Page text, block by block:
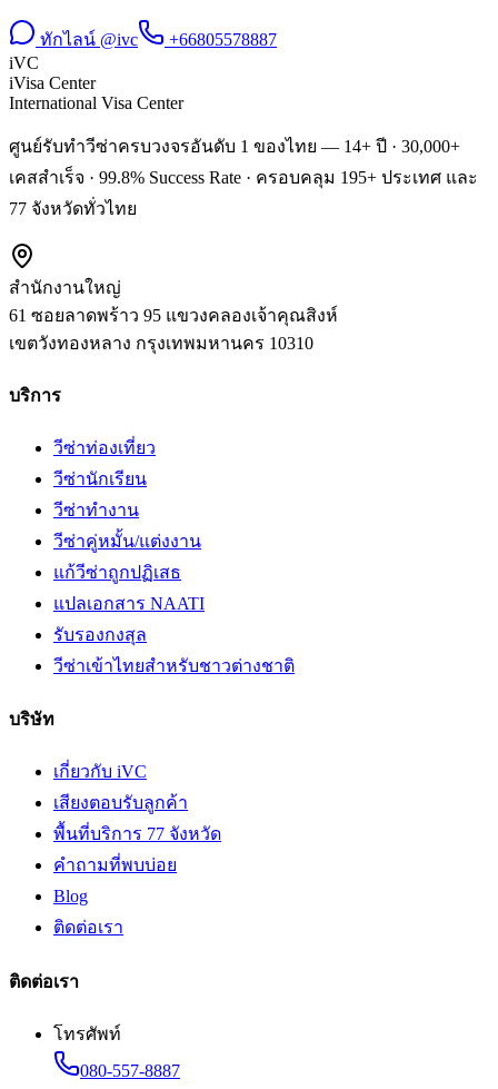
ทักไลน์ @ivc
+66805578887
iVC
iVisa Center
International Visa Center
ศูนย์รับทำวีซ่าครบวงจรอันดับ 1 ของไทย — 14+ ปี · 30,000+
เคสสำเร็จ · 99.8% Success Rate · ครอบคลุม 195+ ประเทศ และ
77 จังหวัดทั่วไทย
สำนักงานใหญ่
61 ซอยลาดพร้าว 95 แขวงคลองเจ้าคุณสิงห์
เขตวังทองหลาง กรุงเทพมหานคร 10310
บริการ
วีซ่าท่องเที่ยว
วีซ่านักเรียน
วีซ่าทำงาน
วีซ่าคู่หมั้น/แต่งงาน
แก้วีซ่าถูกปฏิเสธ
แปลเอกสาร NAATI
รับรองกงสุล
วีซ่าเข้าไทยสำหรับชาวต่างชาติ
บริษัท
เกี่ยวกับ iVC
เสียงตอบรับลูกค้า
พื้นที่บริการ 77 จังหวัด
คำถามที่พบบ่อย
Blog
ติดต่อเรา
ติดต่อเรา
โทรศัพท์
080-557-8887